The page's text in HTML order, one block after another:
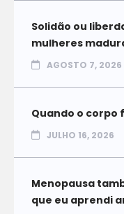
Solidão ou
mulheres
AGOSTO 7, 2026
Quando o corpo
JULHO 16, 2026
Menopausa
que eu aprendi